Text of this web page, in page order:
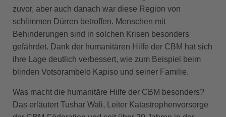
zuvor, aber auch danach war diese Region von
schlimmen Dürren betroffen. Menschen mit
Behinderungen sind in solchen Krisen besonders
gefährdet. Dank der humanitären Hilfe der CBM hat sich
ihre Lage deutlich verbessert, wie zum Beispiel beim
blinden Votsorambelo Kapiso und seiner Familie.
Was macht die humanitäre Hilfe der CBM besonders?
Das erläutert Tushar Wali, Leiter Katastrophenvorsorge